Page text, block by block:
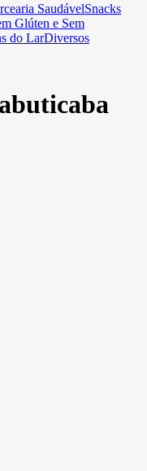
SaudávelSnacks
Glúten e Sem
do LarDiversos